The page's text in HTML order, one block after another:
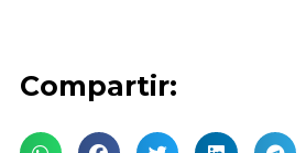
Compartir: